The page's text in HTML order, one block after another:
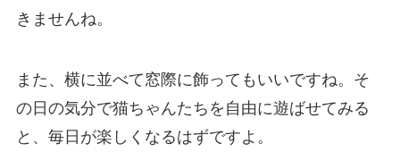
きませんね。
また、横に並べて窓際に飾ってもいいですね。そ
の日の気分で猫ちゃんたちを自由に遊ばせてみる
と、毎日が楽しくなるはずですよ。